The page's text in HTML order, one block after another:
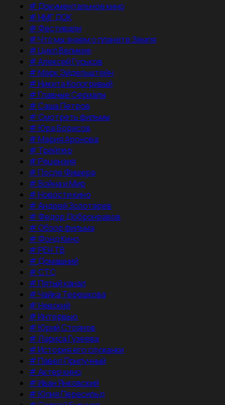
#Документальное кино
#НМГ ДОК
#Фестивали
#Что мы знаем о планете Земля
#Цикл Великие
#Алексей Гуськов
#Марк Эйдельштейн
#Никита Кологривый
#Главные Сериалы
#Саша Петров
#Смотреть фильмы
#Юра Борисов
#Мария Аронова
# Трейлер
#Рецензия
#После Фишера
#Война и Мир
#Новости кино
#Андрей Золотарев
#Федор Добронравов
#Обзор фильма
#Фонд Кино
#РЕН ТВ
#Домашний
#СТС
#Пятый канал
#Чайка Терешкова
#Невский
#Интервью
#Юрий Стоянов
#Лариса Гузеева
#История его служанки
#Павел Прилучный
#Актер кино
#Иван Янковский
#Юлия Пересильд